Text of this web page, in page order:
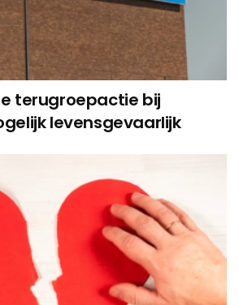
terugroepactie bij
levensgevaarlijk